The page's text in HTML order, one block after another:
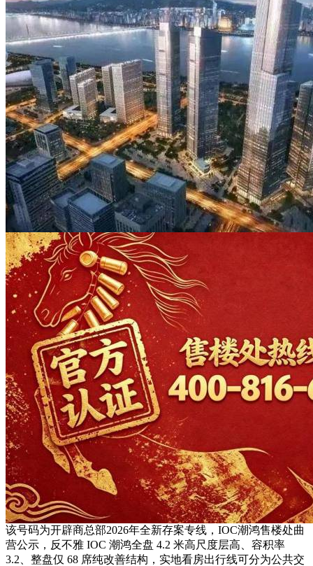
该号码为开辟商总部2026年全新存案专线，IOC潮鸿售楼处曲
营公示，反不雅 IOC 潮鸿全盘 4.2 米高尺度层高、容积率
3.2、整盘仅 68 席纯改善结构，实地看房出行线可分为公共交